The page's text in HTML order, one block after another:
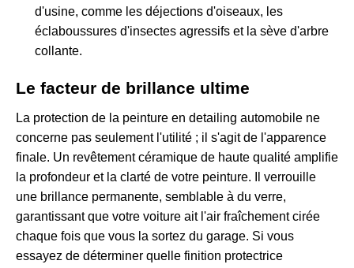
d'usine, comme les déjections d'oiseaux, les
éclaboussures d'insectes agressifs et la sève d'arbre
collante.
Le facteur de brillance ultime
La protection de la peinture en detailing automobile ne
concerne pas seulement l'utilité ; il s'agit de l'apparence
finale. Un revêtement céramique de haute qualité amplifie
la profondeur et la clarté de votre peinture. Il verrouille
une brillance permanente, semblable à du verre,
garantissant que votre voiture ait l'air fraîchement cirée
chaque fois que vous la sortez du garage. Si vous
essayez de déterminer quelle finition protectrice